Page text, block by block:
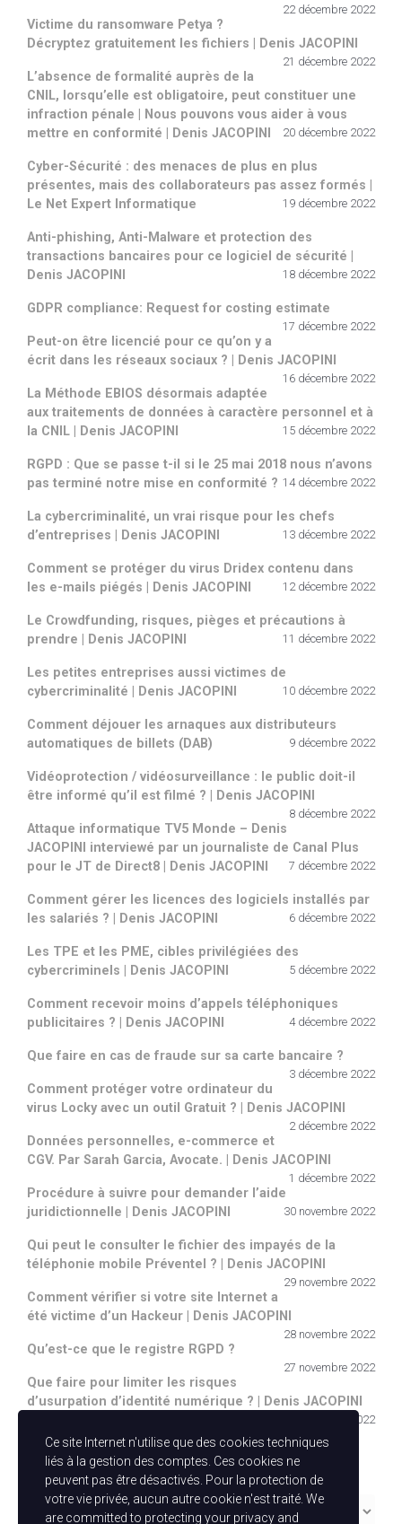
22 décembre 2022
Victime du ransomware Petya ?
Décryptez gratuitement les fichiers | Denis JACOPINI
21 décembre 2022
L’absence de formalité auprès de la
CNIL, lorsqu’elle est obligatoire, peut constituer une
infraction pénale | Nous pouvons vous aider à vous
mettre en conformité | Denis JACOPINI
20 décembre 2022
Cyber-Sécurité : des menaces de plus en plus
présentes, mais des collaborateurs pas assez formés |
Le Net Expert Informatique
19 décembre 2022
Anti-phishing, Anti-Malware et protection des
transactions bancaires pour ce logiciel de sécurité |
Denis JACOPINI
18 décembre 2022
GDPR compliance: Request for costing estimate
17 décembre 2022
Peut-on être licencié pour ce qu’on y a
écrit dans les réseaux sociaux ? | Denis JACOPINI
16 décembre 2022
La Méthode EBIOS désormais adaptée
aux traitements de données à caractère personnel et à
la CNIL | Denis JACOPINI
15 décembre 2022
RGPD : Que se passe t-il si le 25 mai 2018 nous n’avons
pas terminé notre mise en conformité ? 14 décembre 2022
La cybercriminalité, un vrai risque pour les chefs
d’entreprises | Denis JACOPINI
13 décembre 2022
Comment se protéger du virus Dridex contenu dans
les e-mails piégés | Denis JACOPINI
12 décembre 2022
Le Crowdfunding, risques, pièges et précautions à
prendre | Denis JACOPINI
11 décembre 2022
Les petites entreprises aussi victimes de
cybercriminalité | Denis JACOPINI
10 décembre 2022
Comment déjouer les arnaques aux distributeurs
automatiques de billets (DAB)
9 décembre 2022
Vidéoprotection / vidéosurveillance : le public doit-il
être informé qu’il est filmé ? | Denis JACOPINI
8 décembre 2022
Attaque informatique TV5 Monde – Denis
JACOPINI interviewé par un journaliste de Canal Plus
pour le JT de Direct8 | Denis JACOPINI
7 décembre 2022
Comment gérer les licences des logiciels installés par
les salariés ? | Denis JACOPINI
6 décembre 2022
Les TPE et les PME, cibles privilégiées des
cybercriminels | Denis JACOPINI
5 décembre 2022
Comment recevoir moins d’appels téléphoniques
publicitaires ? | Denis JACOPINI
4 décembre 2022
Que faire en cas de fraude sur sa carte bancaire ?
3 décembre 2022
Comment protéger votre ordinateur du
virus Locky avec un outil Gratuit ? | Denis JACOPINI
2 décembre 2022
Données personnelles, e-commerce et
CGV. Par Sarah Garcia, Avocate. | Denis JACOPINI
1 décembre 2022
Procédure à suivre pour demander l’aide
juridictionnelle | Denis JACOPINI
30 novembre 2022
Qui peut le consulter le fichier des impayés de la
téléphonie mobile Préventel ? | Denis JACOPINI
29 novembre 2022
Comment vérifier si votre site Internet a
été victime d’un Hackeur | Denis JACOPINI
28 novembre 2022
Qu’est-ce que le registre RGPD ?
27 novembre 2022
Que faire pour limiter les risques
d’usurpation d’identité numérique ? | Denis JACOPINI
26 novembre 2022
Catégories
Catégories
Ce site Internet n'utilise que des cookies techniques
liés à la gestion des comptes. Ces cookies ne
peuvent pas être désactivés. Pour la protection de
votre vie privée, aucun autre cookie n'est traité. We
are committed to protecting your privacy and